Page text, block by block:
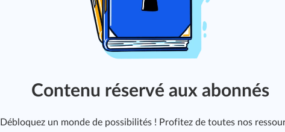
Contenu réservé aux abonnés
Débloquez un monde de possibilités ! Profitez de toutes nos